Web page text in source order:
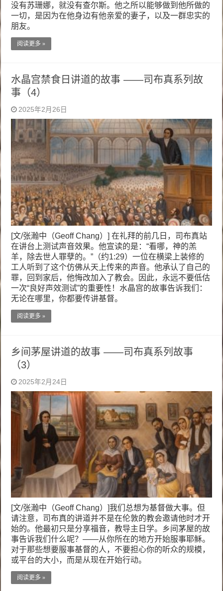
没有苏珊娜，就没有查尔斯。他之所以能够做到他所做的
一切，是因为在他身边有他亲爱的妻子，以及一群忠实的
朋友。
阅读更多 »
水晶宫禁食日讲道的故事 ——司布真系列故
事（4）
2025年2月26日
[文/张瀚中（Geoff Chang）] 在礼拜的前几日，司布真站
在讲台上测试声音效果。他宣读的是：“看哪，神的羔
羊，除去世人罪孽的。”（约1:29）一位在横梁上装修的
工人听到了这个仿佛从天上传来的声音。他承认了自己的
罪，回到家后，他悔改加入了教会。因此，永远不要低估
一次“良好声效测试”的重要性！水晶宫的故事告诉我们：
无论在哪里，你都要传讲基督。
阅读更多 »
乡间茅屋讲道的故事 ——司布真系列故事
（3）
2025年2月24日
[文/张瀚中（Geoff Chang）]我们总想为基督做大事。但
请注意，司布真的讲道并不是在伦敦的教会邀请他时才开
始的。他最初只是分享福音，教导主日学。乡间茅屋的故
事告诉我们什么呢？——从你所在的地方开始服事耶稣。
对于那些想要服事基督的人，不要担心你的听众的规模，
或平台的大小，而是从现在开始行动。
阅读更多 »